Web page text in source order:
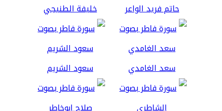
حاتم فريد الواعر خليفة الطنيجي
سعد الغامدي سعود الشريم